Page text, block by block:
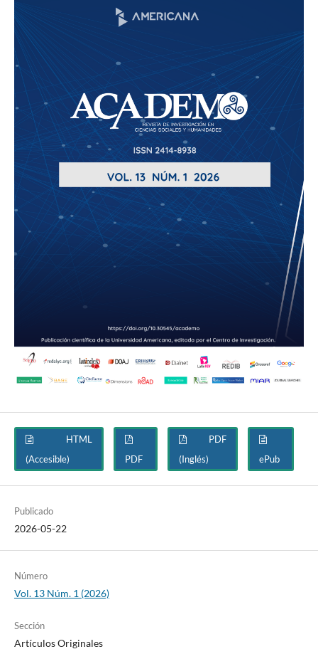
HTML
(Accesible)
PDF
PDF
(Inglés)
ePub
Publicado
2026-05-22
Número
Vol. 13 Núm. 1 (2026)
Sección
Artículos Originales